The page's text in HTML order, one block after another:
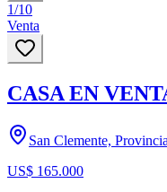
1/10
Venta
CASA EN
San Clemente,
US$ 165.000